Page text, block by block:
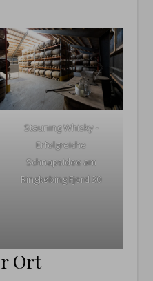
Stauning Whisky -
Erfolgreiche
Schnapsidee am
Ringkøbing Fjord 30
Ort